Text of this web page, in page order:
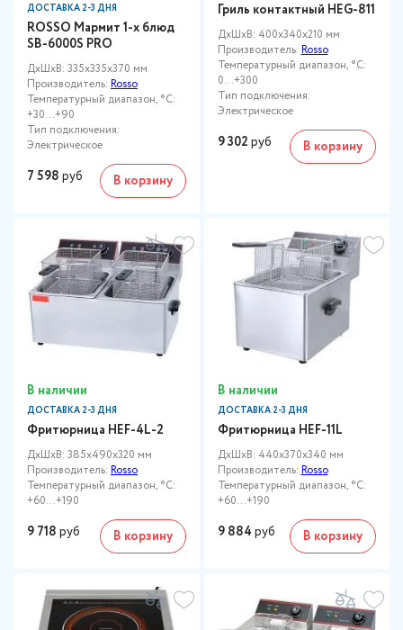
ДОСТАВКА 2-3 ДНЯ
ROSSO Мармит 1-х блюд
SB-6000S PRO
ДxШxВ: 335x335x370 мм
Производитель: Rosso
Температурный диапазон, °C:
+30...+90
Тип подключения:
Электрическое
7 598 руб В корзину
Гриль контактный HEG-811
ДxШxВ: 400x340x210 мм
Производитель:Rosso
Температурный диапазон, °C:
0…+300
Тип подключения:
Электрическое
9 302 руб В корзину
В наличии
ДОСТАВКА 2-3 ДНЯ
Фритюрница HEF-4L-2
ДxШxВ: 385x490x320 мм
Производитель: Rosso
Температурный диапазон, °C:
+60…+190
9 718 руб В корзину
В наличии
ДОСТАВКА 2-3 ДНЯ
Фритюрница HEF-11L
ДxШxВ: 440x370x340 мм
Производитель: Rosso
Температурный диапазон, °C:
+60…+190
9 884 руб В корзину